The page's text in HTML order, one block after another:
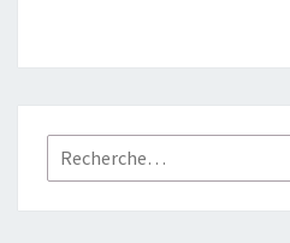
Rechercher :